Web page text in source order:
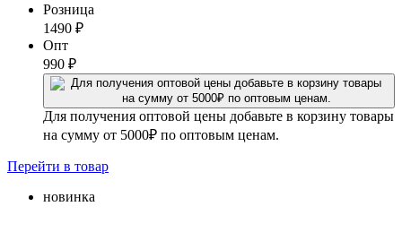
Розница
1490 ₽
Опт
990 ₽
Для получения оптовой цены добавьте в корзину товары
на сумму от 5000₽ по оптовым ценам.
Перейти в товар
новинка